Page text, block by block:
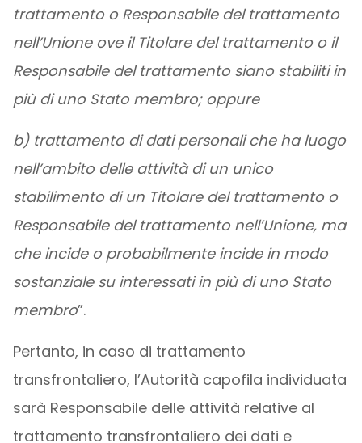
trattamento o Responsabile del trattamento
nell’Unione ove il Titolare del trattamento o il
Responsabile del trattamento siano stabiliti in
più di uno Stato membro; oppure
b) trattamento di dati personali che ha luogo
nell’ambito delle attività di un unico
stabilimento di un Titolare del trattamento o
Responsabile del trattamento nell’Unione, ma
che incide o probabilmente incide in modo
sostanziale su interessati in più di uno Stato
membro”.
Pertanto, in caso di trattamento
transfrontaliero, l’Autorità capofila individuata
sarà Responsabile delle attività relative al
trattamento transfrontaliero dei dati e